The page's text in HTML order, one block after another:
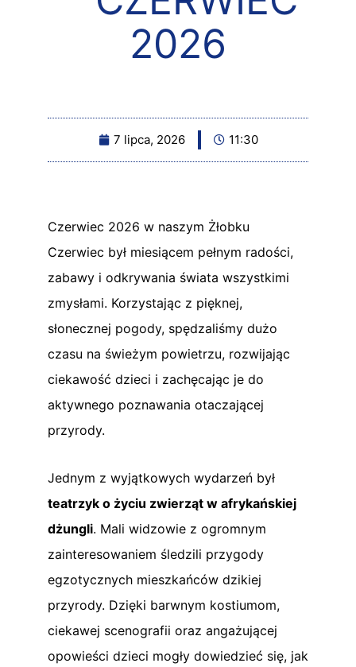
2026
7 lipca, 2026 11:30
Czerwiec 2026 w naszym Żłobku
Czerwiec był miesiącem pełnym radości,
zabawy i odkrywania świata wszystkimi
zmysłami. Korzystając z pięknej,
słonecznej pogody, spędzaliśmy dużo
czasu na świeżym powietrzu, rozwijając
ciekawość dzieci i zachęcając je do
aktywnego poznawania otaczającej
przyrody.
Jednym z wyjątkowych wydarzeń był
teatrzyk o życiu zwierząt w afrykańskiej
dżungli. Mali widzowie z ogromnym
zainteresowaniem śledzili przygody
egzotycznych mieszkańców dzikiej
przyrody. Dzięki barwnym kostiumom,
ciekawej scenografii oraz angażującej
opowieści dzieci mogły dowiedzieć się, jak